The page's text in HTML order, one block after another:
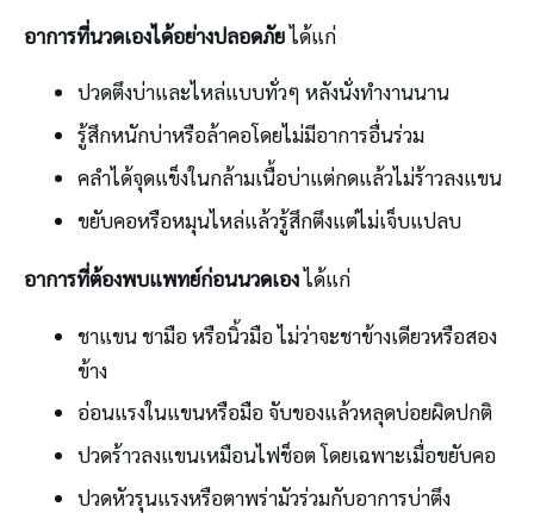
อาการที่นวดเองได้อย่างปลอดภัยได้แก่
ปวดตึงบ่าและไหล่แบบทั่วๆ หลังนั่งทำงานนาน
รู้สึกหนักบ่าหรือล้าคอโดยไม่มีอาการอื่นร่วม
คลำได้จุดแข็งในกล้ามเนื้อบ่าแต่กดแล้วไม่ร้าวลงแขน
ขยับคอหรือหมุนไหล่แล้วรู้สึกตึงแต่ไม่เจ็บแปลบ
อาการที่ต้องพบแพทย์ก่อนนวดเองได้แก่
ชาแขน ชามือ หรือนิ้วมือ ไม่ว่าจะชาข้างเดียวหรือสอง
ข้าง
อ่อนแรงในแขนหรือมือ จับของแล้วหลุดบ่อยผิดปกติ
ปวดร้าวลงแขนเหมือนไฟช็อต โดยเฉพาะเมื่อขยับคอ
ปวดหัวรุนแรงหรือตาพร่ามัวร่วมกับอาการบ่าตึง